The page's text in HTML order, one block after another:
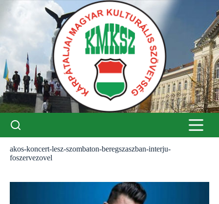
akos-koncert-lesz-szombaton-beregszaszban-interju-
foszervezovel